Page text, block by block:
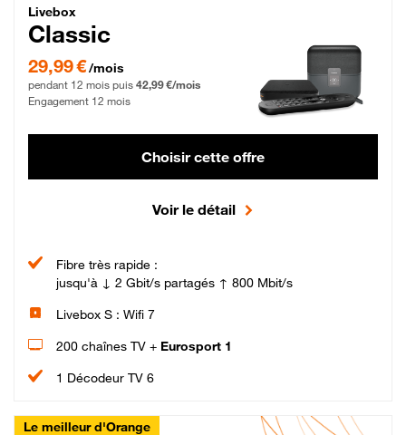
Livebox Classic Fibre
Livebox
Classic
29,99 € par mois pendant 12 mois puis 42,99 € par mois, Engagement 12 mois
29,99 €/mois
pendant 12 mois puis 42,99 €/mois
Engagement 12 mois
Choisir cette offre
Voir le détail
Fibre très rapide :
jusqu'à ↓ 2 Gbit/s partagés ↑ 800 Mbit/s
Livebox S : Wifi 7
200 chaînes TV + Eurosport 1
1 Décodeur TV 6
Le meilleur d'Orange